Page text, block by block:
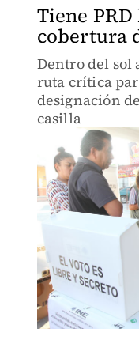
Tiene
cobertura
Dentro del sol
ruta crítica
designación
casilla